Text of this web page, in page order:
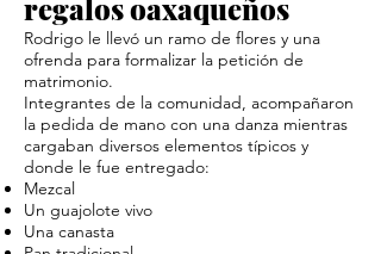
regalos oaxaqueños
Rodrigo le llevó un ramo de flores y una
ofrenda para formalizar la petición de
matrimonio.
Integrantes de la comunidad, acompañaron
la pedida de mano con una danza mientras
cargaban diversos elementos típicos y
donde le fue entregado:
Mezcal
Un guajolote vivo
Una canasta